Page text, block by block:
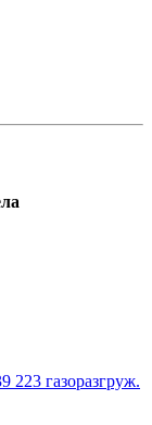
газоразгруж.